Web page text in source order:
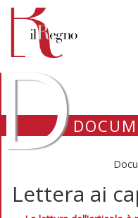
Lettera ai